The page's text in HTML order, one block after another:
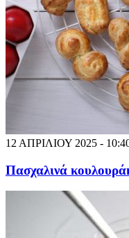
12 ΑΠΡΙΛΙΟΥ 2025 -
Πασχαλινά